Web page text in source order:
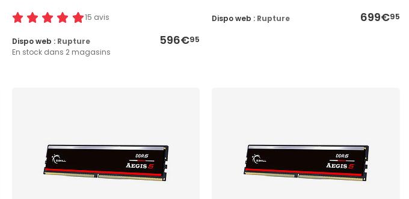
15 avis
596€95
Dispo web : Rupture
En stock dans 2 magasins
699€95
Dispo web : Rupture